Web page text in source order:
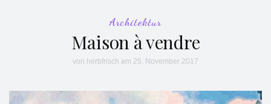
Architektur
Maison à vendre
von herbfrisch am 25. November 2017